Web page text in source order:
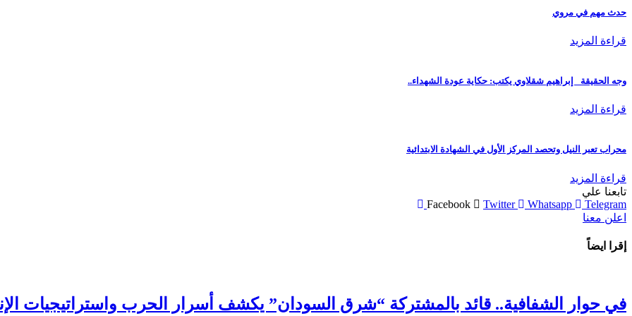
حدث مهم في مروي
قراءة المزيد
وجه الحقيقة_ إبراهيم شقلاوي يكتب: حكاية عودة الشهداء..
قراءة المزيد
محراب تعبر النيل وتحصد المركز الأول في الشهادة الابتدائية
قراءة المزيد
تابعنا علي
Facebook
Twitter Whatsapp
Telegram
اعلن معنا
إقرا ايضاً
في حوار الشفافية.. قائد بالمشتركة “شرق السودان” يكشف أسرار الحرب واستراتيجيات